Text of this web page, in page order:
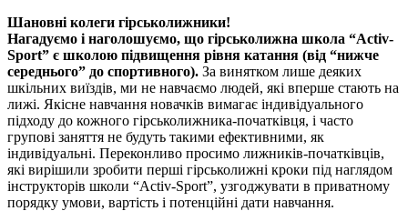
Шановні колеги гірськолижники!
Нагадуємо і наголошуємо, що гірськолижна школа “Activ-
Sport” є школою підвищення рівня катання (від “нижче
середнього” до спортивного). За винятком лише деяких
шкільних виїздів, ми не навчаємо людей, які вперше стають на
лижі. Якісне навчання новачків вимагає індивідуального
підходу до кожного гірськолижника-початківця, і часто
групові заняття не будуть такими ефективними, як
індивідуальні. Переконливо просимо лижників-початківців,
які вирішили зробити перші гірськолижні кроки під наглядом
інструкторів школи “Activ-Sport”, узгоджувати в приватному
порядку умови, вартість і потенційні дати навчання.